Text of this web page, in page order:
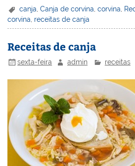
er
e
st
k
e
dI
n
c
e
b
o
k
itt
er
ai
l
h
o
M
l
canja ,Canja de corvina ,corvina
corvina receitas de canja
Receitas de canja
sexta-feira admin receitas